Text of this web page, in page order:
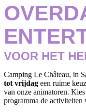
VOOR HET
Camping Le Château, in
tot vrijdag een ruime
van onze animatoren.
programma de activiteiten